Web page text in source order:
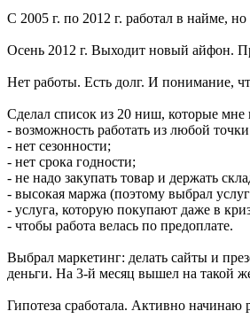
С 2005 г. по 2012 г. работал в найме,
Осень 2012 г. Выходит новый айфон.
Нет работы. Есть долг. И понимание,
Сделал список из 20 ниш, которые мне
- возможность работать из любой
- нет сезонности;
- нет срока годности;
- не надо закупать товар и держать
- высокая маржа (поэтому выбрал
- услуга, которую покупают даже в
- чтобы работа велась по предоплате.
Выбрал маркетинг: делать сайты и
деньги. На 3-й месяц вышел на такой
Гипотеза сработала. Активно начинаю